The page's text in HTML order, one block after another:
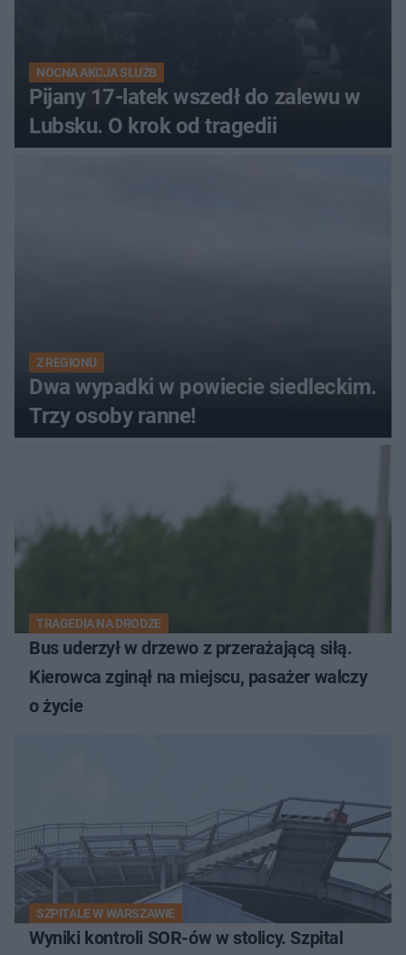
NOCNA AKCJA SŁUŻB
Pijany 17-latek wszedł do zalewu w
Lubsku. O krok od tragedii
Z REGIONU
Dwa wypadki w powiecie siedleckim.
Trzy osoby ranne!
TRAGEDIA NA DRODZE
Bus uderzył w drzewo z przerażającą siłą.
Kierowca zginął na miejscu, pasażer walczy
o życie
SZPITALE W WARSZAWIE
Wyniki kontroli SOR-ów w stolicy. Szpital